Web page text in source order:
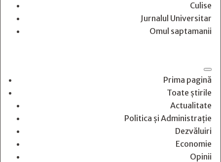
Culise
Jurnalul Universitar
Omul saptamanii
Prima pagină
Toate știrile
Actualitate
Politica și Administrație
Dezvăluiri
Economie
Opinii